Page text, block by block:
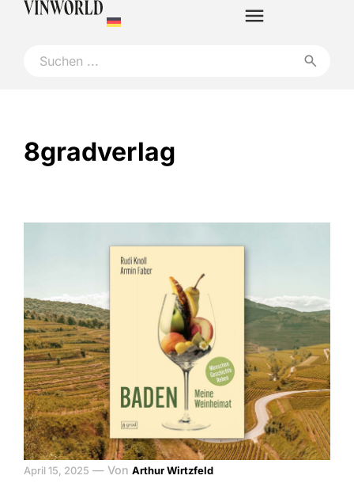
8gradverlag
April 15, 2025 — Von Arthur Wirtzfeld